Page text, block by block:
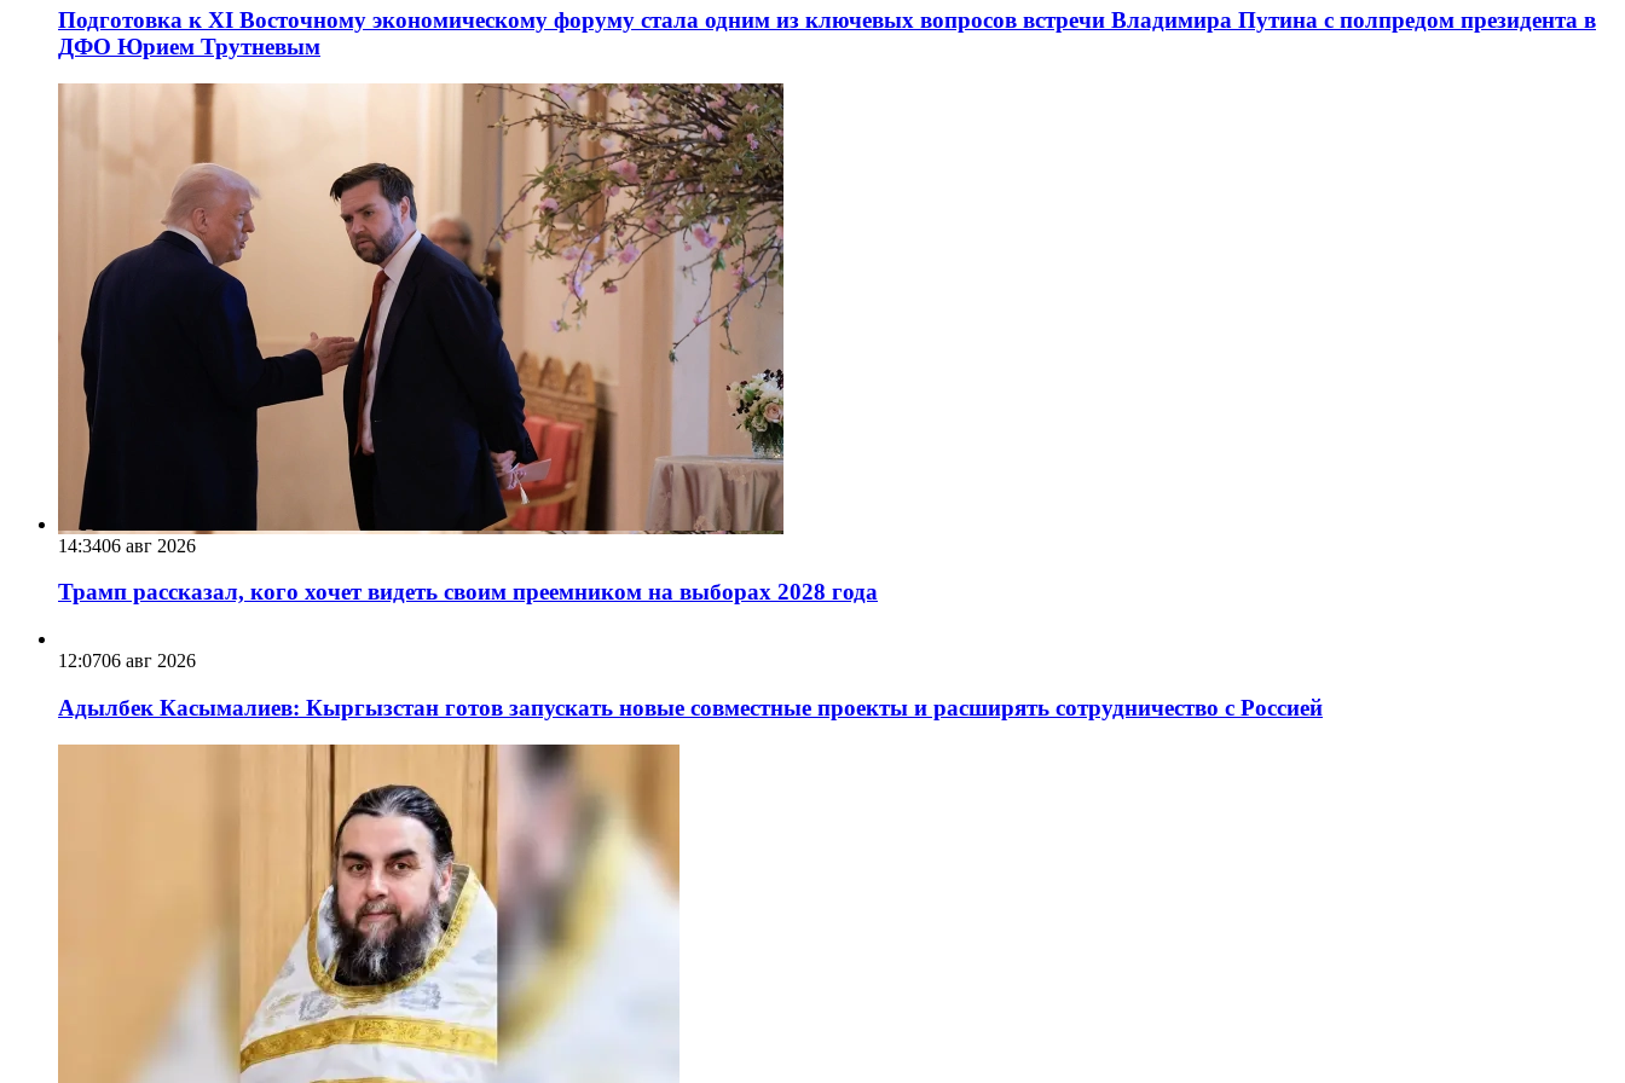
Подготовка к XI Восточному экономическому форуму стала одним из ключевых вопросов встречи Владимира Путина с полпредом президента в
ДФО Юрием Трутневым
14:3406 авг 2026
Трамп рассказал, кого хочет видеть своим преемником на выборах 2028 года
12:0706 авг 2026
Адылбек Касымалиев: Кыргызстан готов запускать новые совместные проекты и расширять сотрудничество с Россией